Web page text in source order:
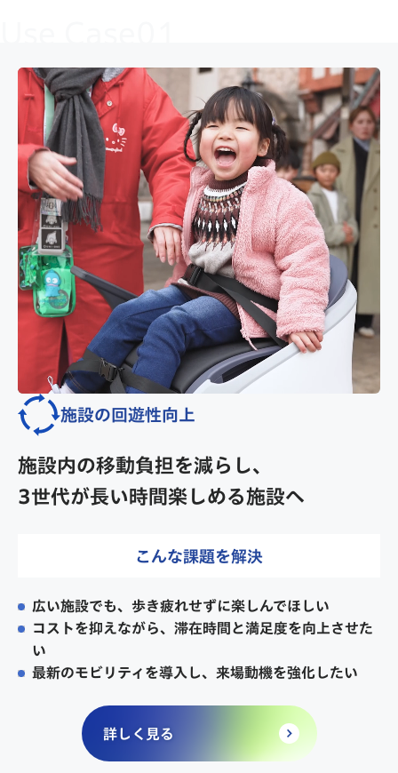
施設の回遊性向上
施設内の移動負担を減らし、
3世代が長い時間楽しめる施設へ
こんな課題を解決
広い施設でも、歩き疲れせずに楽しんでほしい
コストを抑えながら、滞在時間と満足度を向上させた
い
最新のモビリティを導入し、来場動機を強化したい
詳しく見る